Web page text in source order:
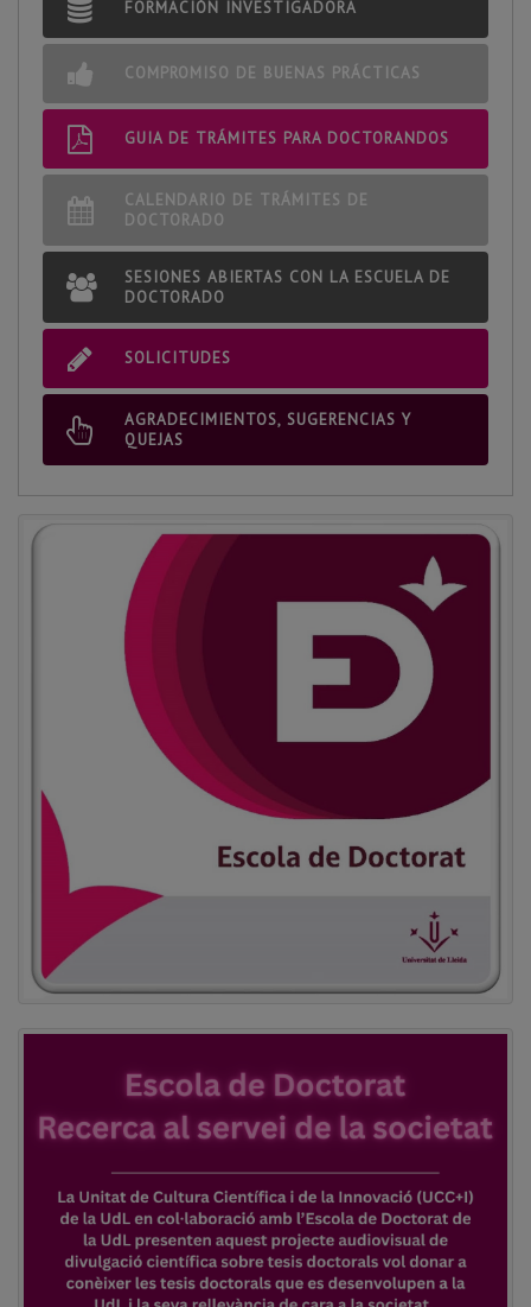
24/11/26 15:00
SESSIÓ OBERTA amb l'Escola de Doctorat: Avaluació anual al
RAPI. Preguntes i respostes sobre qüestions pràctiques
Ver todos los eventos
FORMACIÓN INVESTIGADORA
COMPROMISO DE BUENAS PRÁCTICAS
GUIA DE TRÁMITES PARA DOCTORANDOS
CALENDARIO DE TRÁMITES DE
DOCTORADO
SESIONES ABIERTAS CON LA ESCUELA DE
DOCTORADO
SOLICITUDES
AGRADECIMIENTOS, SUGERENCIAS Y
QUEJAS